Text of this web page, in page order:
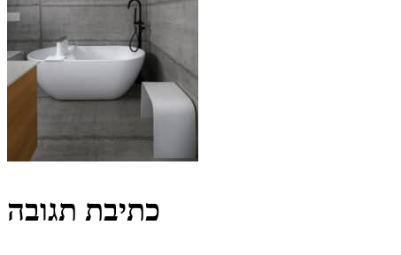
כתיבת תגובה